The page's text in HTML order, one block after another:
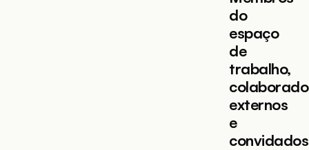
do
espaço
de
trabalho,
externos
e
convidados